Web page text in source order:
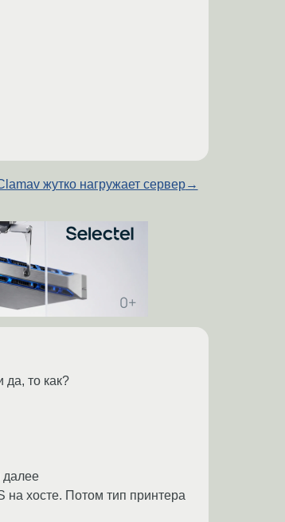
жутко нагружает сервер→
да, то как?
далее
хосте. Потом тип принтера